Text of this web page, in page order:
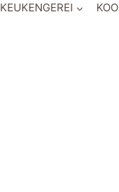
KEUKENGEREI